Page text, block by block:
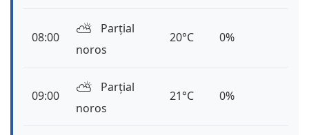
08:00 ⛅️
Parțial
noros
20°C 0%
09:00 ⛅️
Parțial
noros
21°C 0%